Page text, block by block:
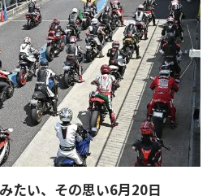
たい、その思い6月20日